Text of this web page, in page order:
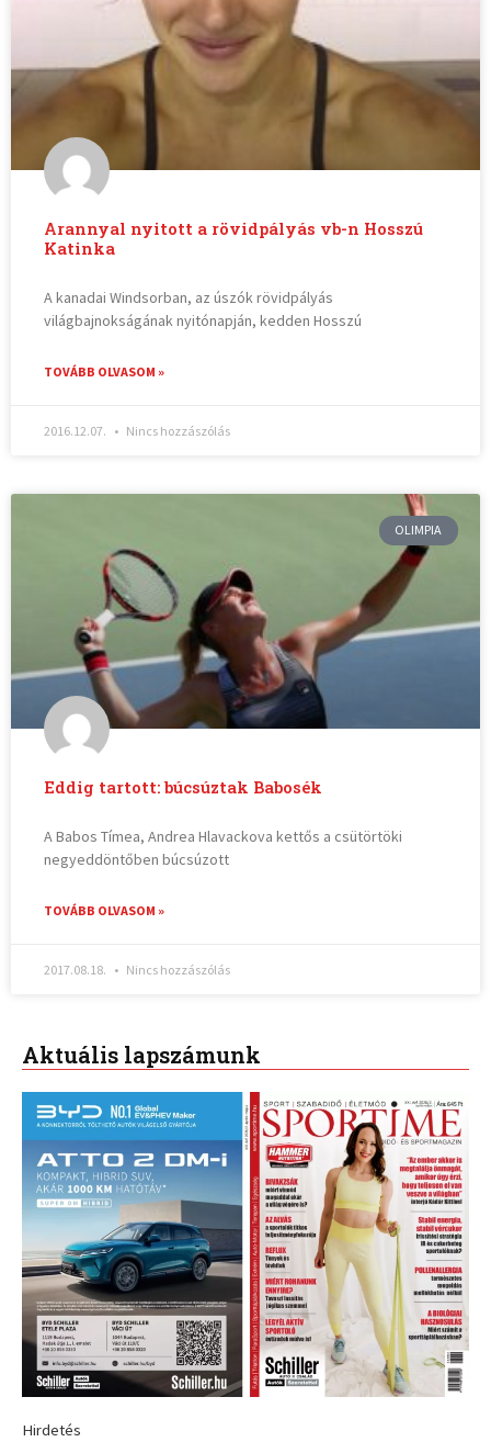
Arannyal nyitott a rövidpályás vb-n Hosszú
Katinka
A kanadai Windsorban, az úszók rövidpályás
világbajnokságának nyitónapján, kedden Hosszú
TOVÁBB OLVASOM »
2016.12.07. Nincs hozzászólás
OLIMPIA
Eddig tartott: búcsúztak Babosék
A Babos Tímea, Andrea Hlavackova kettős a csütörtöki
negyeddöntőben búcsúzott
TOVÁBB OLVASOM »
2017.08.18. Nincs hozzászólás
Aktuális lapszámunk
Hirdetés